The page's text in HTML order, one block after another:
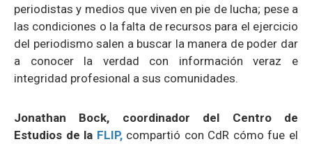
periodistas y medios que viven en pie de lucha; pese a
las condiciones o la falta de recursos para el ejercicio
del periodismo salen a buscar la manera de poder dar
a conocer la verdad con información veraz e
integridad profesional a sus comunidades.
Jonathan Bock, coordinador del Centro de
Estudios de la FLIP,compartió con CdR cómo fue el